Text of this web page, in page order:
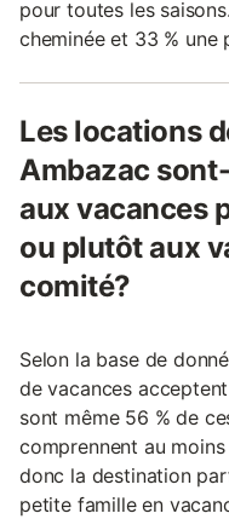
pour toutes les
cheminée et 33 % une
Les locations
Ambazac
aux vacances
ou plutôt aux
comité?
Selon la base de
de vacances
sont même 56 % de
comprennent au
donc la destination
petite famille en